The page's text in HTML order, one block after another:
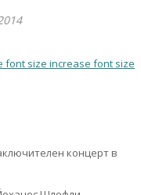
increase font size